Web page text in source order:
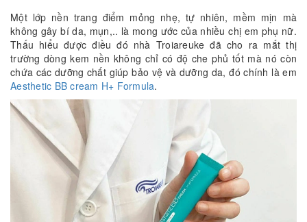
Một lớp nền trang điểm mỏng nhẹ, tự nhiên, mềm mịn mà
không gây bí da, mụn,.. là mong ước của nhiều chị em phụ nữ.
Thấu hiểu được điều đó nhà Troiareuke đã cho ra mắt thị
trường dòng kem nền không chỉ có độ che phủ tốt mà nó còn
chứa các dưỡng chất giúp bảo vệ và dưỡng da, đó chính là em
Aesthetic BB cream H+ Formula.